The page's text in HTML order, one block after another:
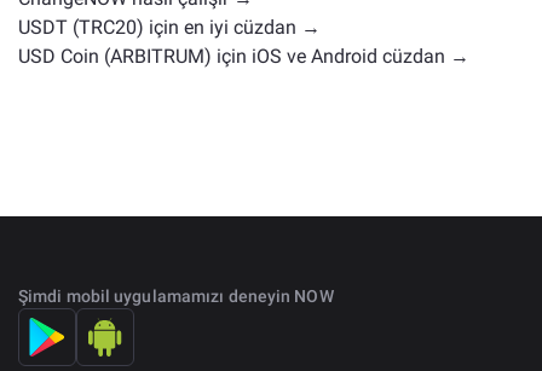
USDT (TRC20) için en iyi cüzdan →
USD Coin (ARBITRUM) için iOS ve Android cüzdan →
Şimdi mobil uygulamamızı deneyin NOW